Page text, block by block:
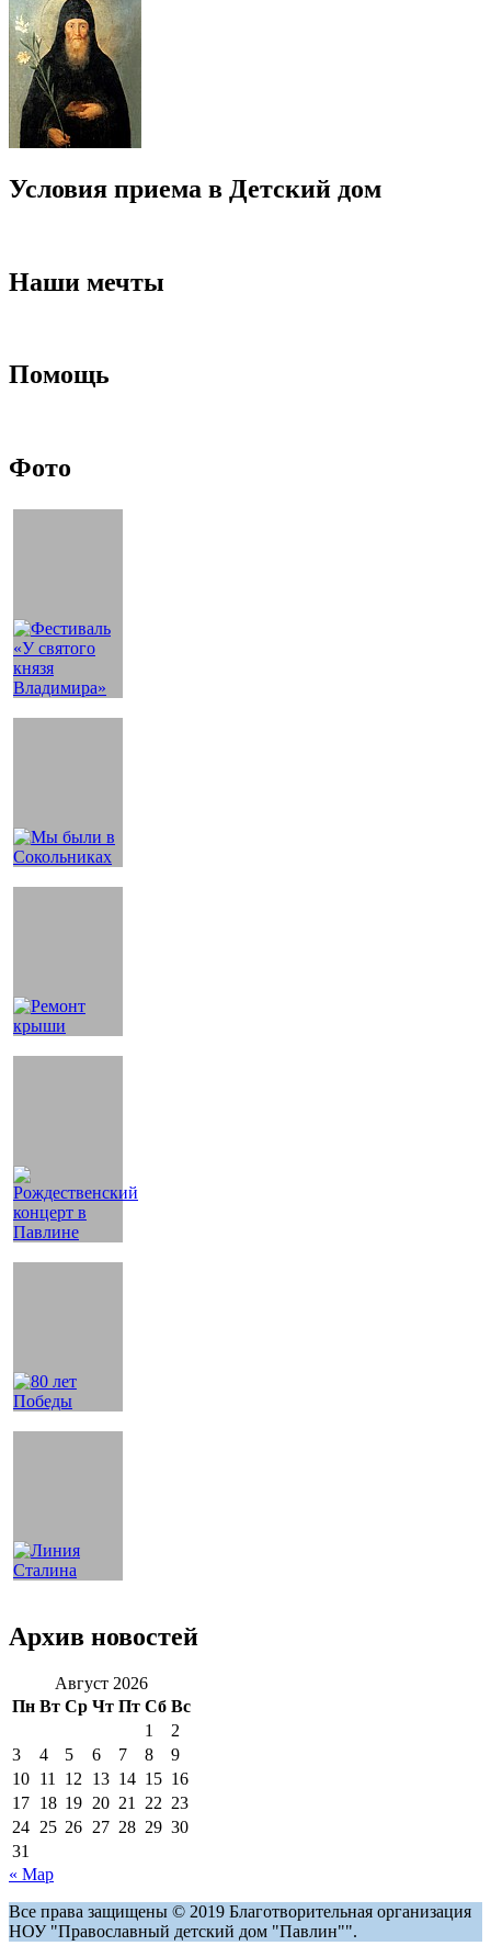
Условия приема в Детский дом
Наши мечты
Помощь
Фото
Архив новостей
Август 2026
Пн Вт Ср Чт Пт Сб Вс
1
2
3
4 5 6 7 8
9
10 11 12 13 14 15 16
17 18 19 20 21 22 23
24 25 26 27 28 29 30
31
« Мар
Все права защищены © 2019 Благотворительная организация
НОУ "Православный детский дом "Павлин"".